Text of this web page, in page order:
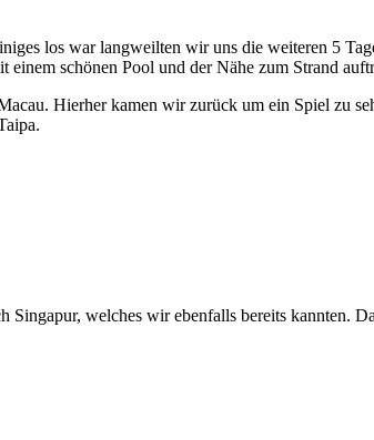
los war langweilten wir uns die weiteren 5
schönen Pool und der Nähe zum Strand
Hierher kamen wir zurück um ein Spiel zu
welches wir ebenfalls bereits kannten.